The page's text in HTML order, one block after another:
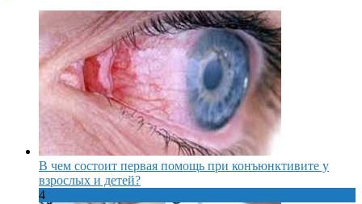
В чем состоит первая помощь при конъюнктивите у
взрослых и детей?
4